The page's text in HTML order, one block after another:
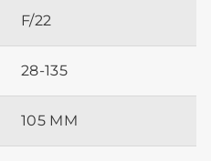
F/22
28-135
105 MM